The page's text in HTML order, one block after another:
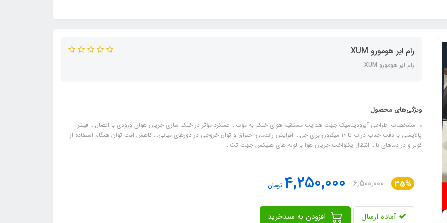
رام ایر هومورو XUM
رام ایر هومورو XUM
ویژگی‌های محصول
مشخصات: طراحی آیرودینامیک جهت هدایت مستقیم هوای خنک به موت... عملکرد مؤثر در خنک‌ سازی جریان هوای ورودی با اتصال... فیلتر
پالایشی با دقت جذب ذرات تا 10 میکرون برای جل... افزایش راندمان احتراق و توان خروجی در دورهای میانی... کاهش افت توان هنگام استفاده از
کولر و در دماهای با... انتقال یکنواخت جریان هوا با لوله‌ های هلیکس جهت تث...
35%
6,500,000
4,250,000 تومان
آماده ارسال